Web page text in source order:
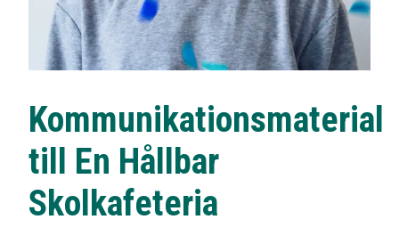
Kommunikationsmaterial
till En Hållbar
Skolkafeteria
Kommunikationsmaterial
till En Hållbar
Skolkafeteria